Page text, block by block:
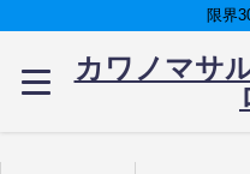
限界
カワノマサ